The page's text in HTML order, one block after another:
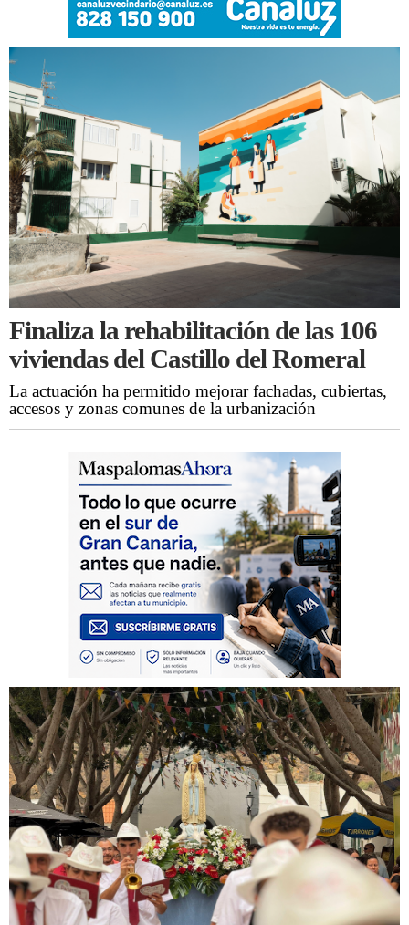
Finaliza la rehabilitación de las 106
viviendas del Castillo del Romeral
La actuación ha permitido mejorar fachadas, cubiertas,
accesos y zonas comunes de la urbanización